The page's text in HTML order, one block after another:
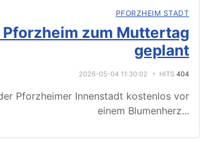
PFORZHEIM STADT
zum Muttertag
geplant
2026-05-04 11:30:02 HITS 404
Pforzheimer Innenstadt kostenlos vor
einem Blumenherz...